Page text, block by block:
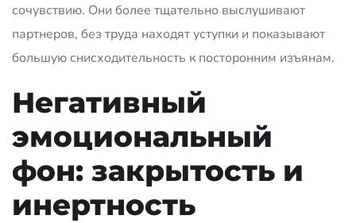
сочувствию. Они более тщательно выслушивают
партнеров, без труда находят уступки и показывают
большую снисходительность к посторонним изъянам.
Негативный
эмоциональный
фон: закрытость и
инертность